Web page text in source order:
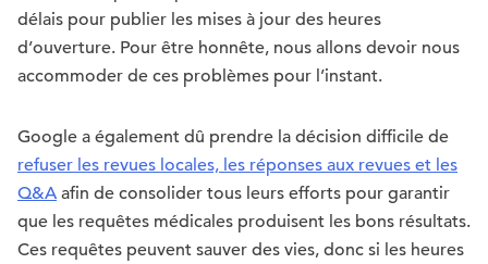
délais pour publier les mises à jour des heures
d’ouverture. Pour être honnête, nous allons devoir nous
accommoder de ces problèmes pour l’instant.
Google a également dû prendre la décision difficile de
refuser les revues locales, les réponses aux revues et les
Q&A afin de consolider tous leurs efforts pour garantir
que les requêtes médicales produisent les bons résultats.
Ces requêtes peuvent sauver des vies, donc si les heures